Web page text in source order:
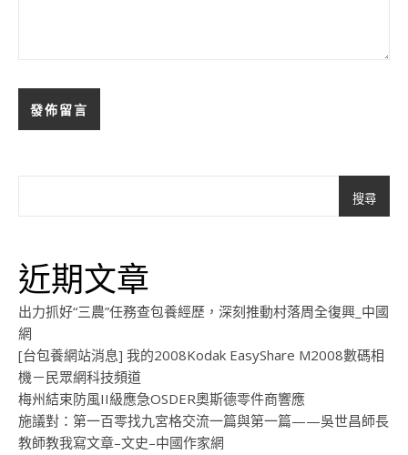
搜尋
近期文章
出力抓好“三農”任務查包養經歷，深刻推動村落周全復興_中國
網
[台包養網站消息] 我的2008Kodak EasyShare M2008數碼相
機－民眾網科技頻道
梅州結束防風II級應急OSDER奧斯德零件商響應
施議對：第一百零找九宮格交流一篇與第一篇——吳世昌師長
教師教我寫文章–文史–中國作家網